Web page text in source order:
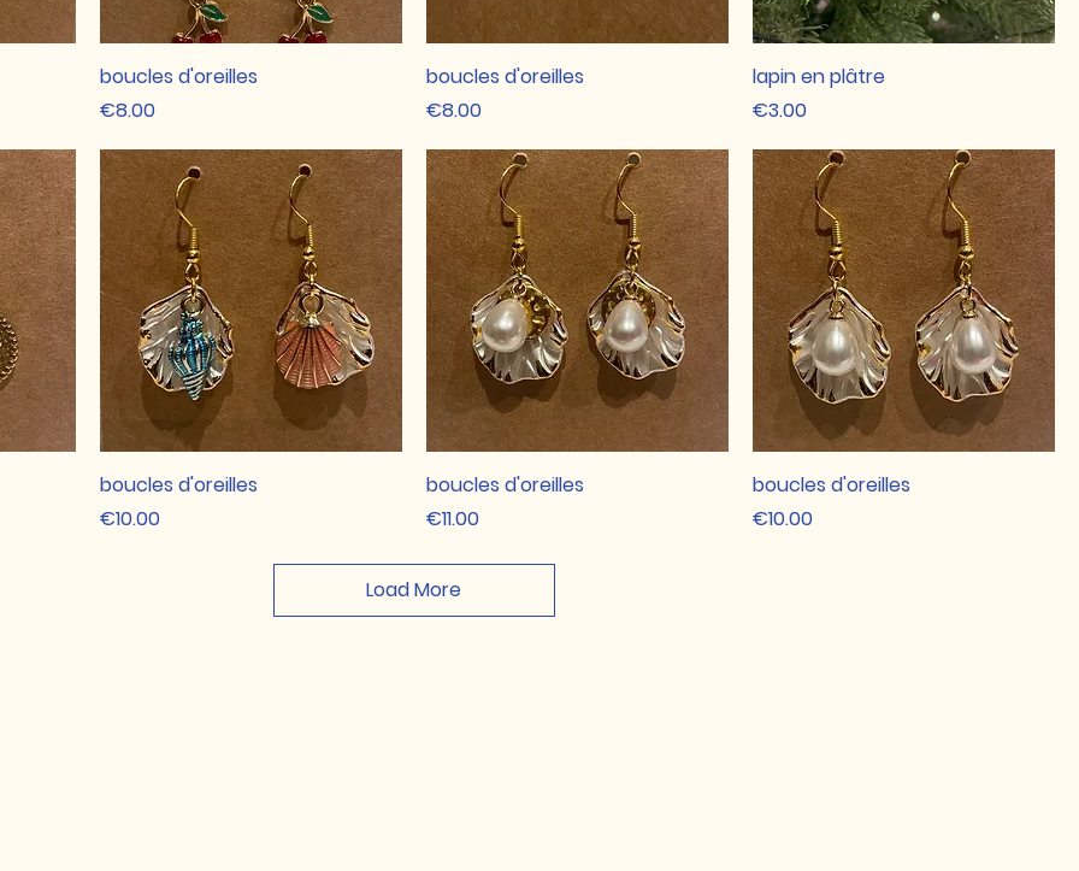
boucles d'oreilles
Price
€8.00
boucles d'oreilles
Price
€8.00
lapin en plâtre
Price
€3.00
boucles d'oreilles
Price
€10.00
boucles d'oreilles
Price
€11.00
boucles d'oreilles
Price
€10.00
Load More